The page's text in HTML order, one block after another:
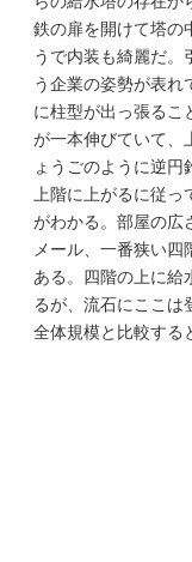
鉄の扉を開けて塔の
うで内装も綺麗だ。
う企業の姿勢が表れ
に柱型が出っ張るこ
が一本伸びていて、
ょうごのように逆
上階に上がるに従
がわかる。部屋の広
メール、一番狭い
ある。四階の上に給
るが、流石にここは
全体規模と比較する